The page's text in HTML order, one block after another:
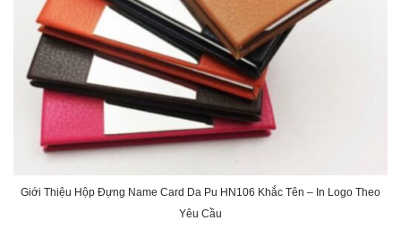
Giới Thiệu Hộp Đựng Name Card Da Pu HN106 Khắc Tên – In Logo Theo
Yêu Cầu